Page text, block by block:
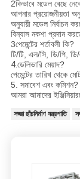
2কিভাবে মডেল বেছে
আপনার প্রয়োজনীয়তা
অনুযায়ী মডেল নির্বাচন
বিন্যাস নকশা প্রদান
3পেমেন্টের শর্তাবলী কি?
টি/টি, এল/সি, ডি/পি, ডি/
4.ডেলিভারি মেয়াদ?
পেমেন্টের তারিখ থেকে
5. সমাবেশ এবং কমিশন?
আমরা আমাদের
সজ্জা ছাঁচনির্মাণ যন্ত্রপাতি